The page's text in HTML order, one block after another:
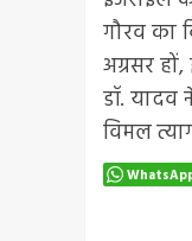
गौरव का
अग्रसर
डॉ. यादव
विमल